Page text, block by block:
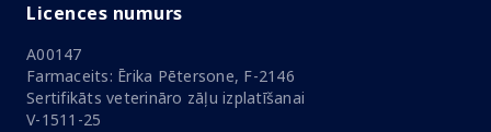
Licences numurs
A00147
Farmaceits: Ērika Pētersone, F-2146
Sertifikāts veterināro zāļu izplatīšanai
V-1511-25